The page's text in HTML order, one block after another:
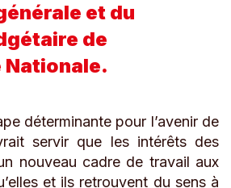
et du
de
Nationale.
déterminante pour l’avenir de
servir que les intérêts des
nouveau cadre de travail aux
et ils retrouvent du sens à